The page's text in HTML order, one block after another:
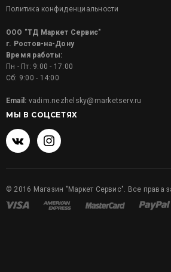
Политика конфиденциальности
ООО "ТД Маркет Сервис"
г. Ростов-на-Дону
Время работы:
Пн - Пт: 9:00 - 17:00
Сб: 9:00 - 14:00
Email: vadim.nezhelsky@marketserv.ru
МЫ В СОЦСЕТЯХ
© 2016 Магазин "Маркет Сервис". Все права